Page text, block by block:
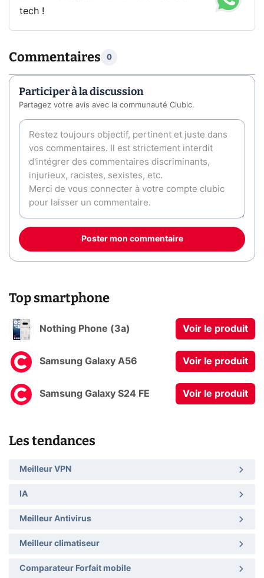
tech !
Commentaires 0
Participer à la discussion
Partagez votre avis avec la communauté Clubic.
Poster mon commentaire
Top smartphone
Nothing Phone (3a) Voir le produit
Samsung Galaxy A56 Voir le produit
Samsung Galaxy S24 FE Voir le produit
Les tendances
Meilleur VPN
IA
Meilleur Antivirus
Meilleur climatiseur
Comparateur Forfait mobile